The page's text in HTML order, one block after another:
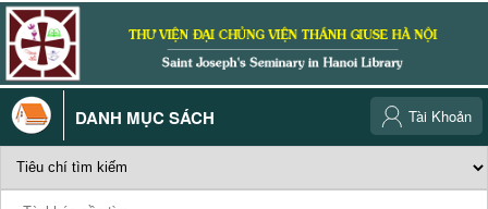
DANH MỤC SÁCH Tài Khoản